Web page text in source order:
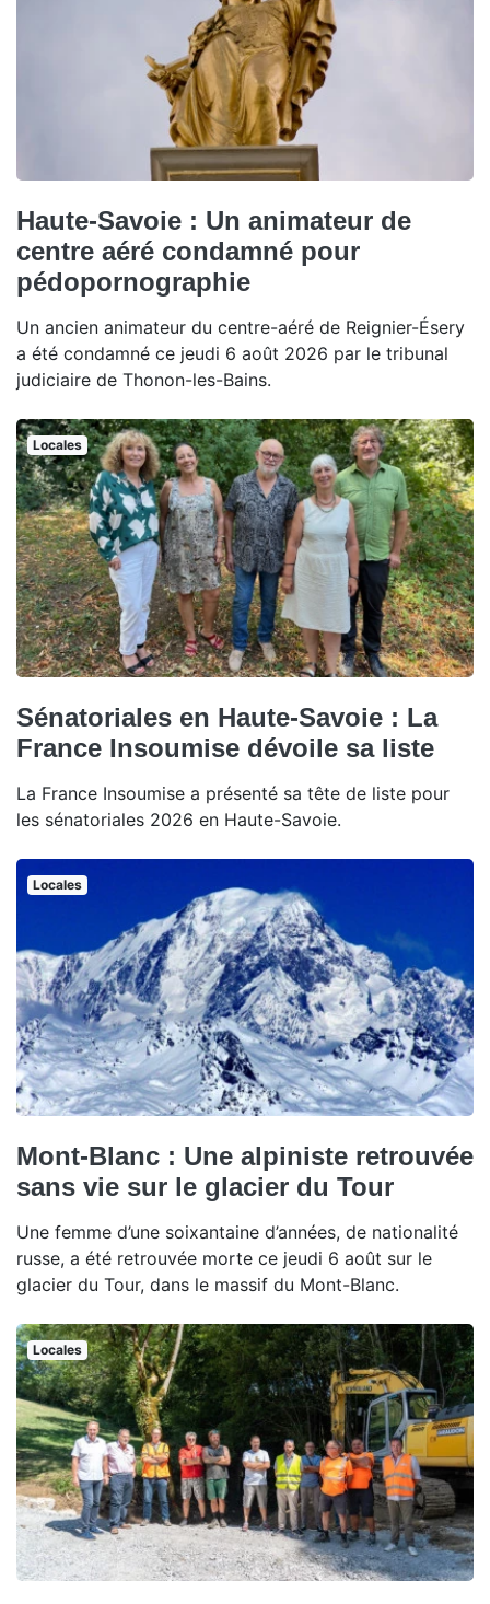
Haute-Savoie : Un animateur de
centre aéré condamné pour
pédopornographie
Un ancien animateur du centre-aéré de Reignier-Ésery
a été condamné ce jeudi 6 août 2026 par le tribunal
judiciaire de Thonon-les-Bains.
Locales
Sénatoriales en Haute-Savoie : La
France Insoumise dévoile sa liste
La France Insoumise a présenté sa tête de liste pour
les sénatoriales 2026 en Haute-Savoie.
Locales
Mont-Blanc : Une alpiniste retrouvée
sans vie sur le glacier du Tour
Une femme d’une soixantaine d’années, de nationalité
russe, a été retrouvée morte ce jeudi 6 août sur le
glacier du Tour, dans le massif du Mont-Blanc.
Locales